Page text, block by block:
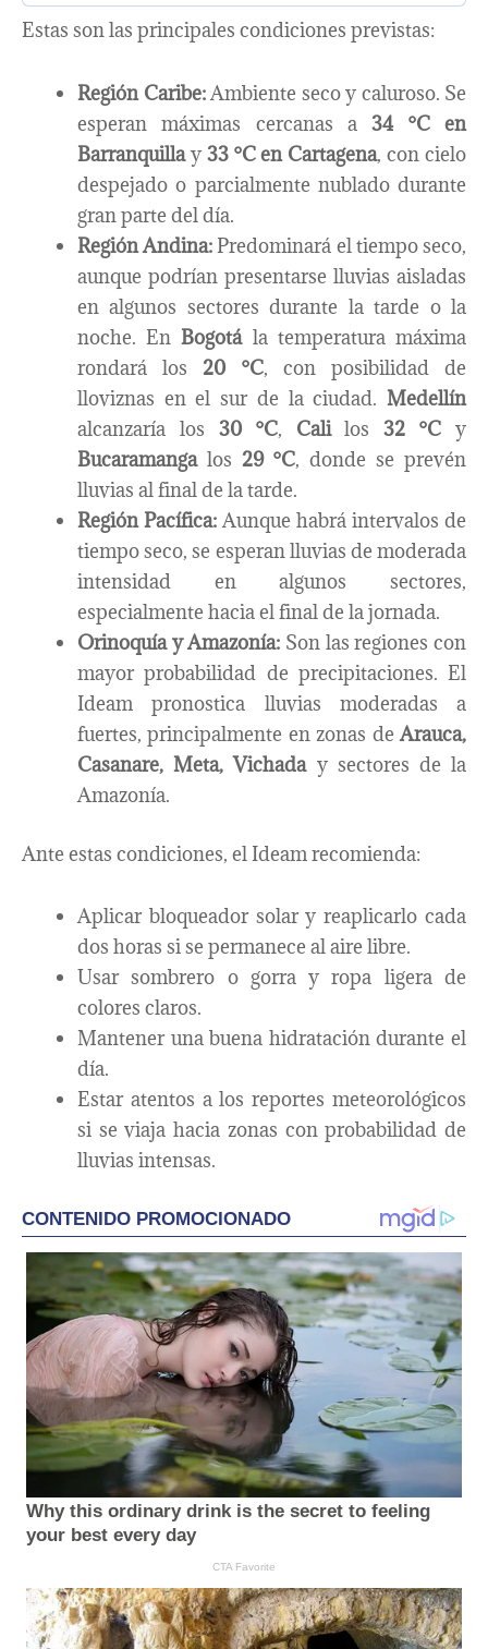
Estas son las principales condiciones previstas:
Región Caribe:Ambiente seco y caluroso. Se
esperan máximas cercanas a34 °C en
Barranquillay 33 °C en Cartagena, con cielo
despejado o parcialmente nublado durante
gran parte del día.
Región Andina:Predominará el tiempo seco,
aunque podrían presentarse lluvias aisladas
en algunos sectores durante la tarde o la
noche. EnBogotála temperatura máxima
rondará los 20 °C, con posibilidad de
lloviznas en el sur de la ciudad. Medellín
alcanzaría los 30 °C, Calilos32 °C y
Bucaramangalos 29 °C, donde se prevén
lluvias al final de la tarde.
Región Pacífica:Aunque habrá intervalos de
tiempo seco, se esperan lluvias de moderada
intensidad en algunos sectores,
especialmente hacia el final de la jornada.
Orinoquía y Amazonía: Son las regiones con
mayor probabilidad de precipitaciones. El
Ideam pronostica lluvias moderadas a
fuertes, principalmente en zonas deArauca,
Casanare, Meta, Vichaday sectores de la
Amazonía.
Ante estas condiciones, el Ideam recomienda:
Aplicar bloqueador solar y reaplicarlo cada
dos horas si se permanece al aire libre.
Usar sombrero o gorra y ropa ligera de
colores claros.
Mantener una buena hidratación durante el
día.
Estar atentos a los reportes meteorológicos
si se viaja hacia zonas con probabilidad de
lluvias intensas.